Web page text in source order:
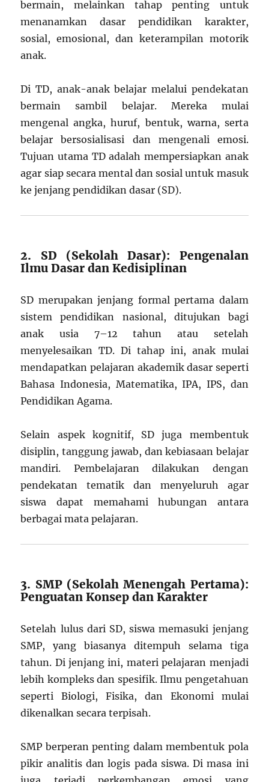
bermain, melainkan tahap penting untuk
menanamkan dasar pendidikan karakter,
sosial, emosional, dan keterampilan motorik
anak.
Di TD, anak-anak belajar melalui pendekatan
bermain sambil belajar. Mereka mulai
mengenal angka, huruf, bentuk, warna, serta
belajar bersosialisasi dan mengenali emosi.
Tujuan utama TD adalah mempersiapkan anak
agar siap secara mental dan sosial untuk masuk
ke jenjang pendidikan dasar (SD).
2. SD (Sekolah Dasar): Pengenalan
Ilmu Dasar dan Kedisiplinan
SD merupakan jenjang formal pertama dalam
sistem pendidikan nasional, ditujukan bagi
anak usia 7–12 tahun atau setelah
menyelesaikan TD. Di tahap ini, anak mulai
mendapatkan pelajaran akademik dasar seperti
Bahasa Indonesia, Matematika, IPA, IPS, dan
Pendidikan Agama.
Selain aspek kognitif, SD juga membentuk
disiplin, tanggung jawab, dan kebiasaan belajar
mandiri. Pembelajaran dilakukan dengan
pendekatan tematik dan menyeluruh agar
siswa dapat memahami hubungan antara
berbagai mata pelajaran.
3. SMP (Sekolah Menengah Pertama):
Penguatan Konsep dan Karakter
Setelah lulus dari SD, siswa memasuki jenjang
SMP, yang biasanya ditempuh selama tiga
tahun. Di jenjang ini, materi pelajaran menjadi
lebih kompleks dan spesifik. Ilmu pengetahuan
seperti Biologi, Fisika, dan Ekonomi mulai
dikenalkan secara terpisah.
SMP berperan penting dalam membentuk pola
pikir analitis dan logis pada siswa. Di masa ini